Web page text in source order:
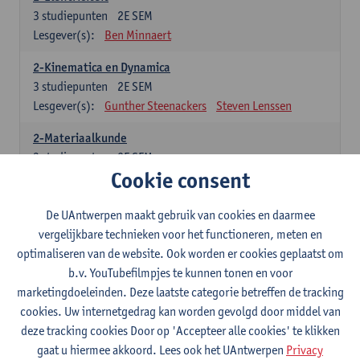
2E SEM
3 studiepunten
Lesgever(s):
Ben Minnaert
2-Kinematica en Dynamica
2E SEM
3 studiepunten
Lesgever(s):
Gunther Steenackers Steven Lenssen
2-Materiaalkunde
2E SEM
3studiepunten
Linda Beenaerts
2-Wiskunde
2E SEM
studiepunten
Lesgever(s):
Rudi Penne Jeffrey Cornelis
Kris Annaert
Stijn Dierckx
Annelies Fabri
Senne Ignoul
Specifiek deel
15 studiepunten
Cookie consent
De UAntwerpen maakt gebruik van cookies en daarmee
vergelijkbare technieken voor het functioneren, meten en
optimaliseren van de website. Ook worden er cookies geplaatst om
b.v. YouTubefilmpjes te kunnen tonen en voor
marketingdoeleinden. Deze laatste categorie betreffen de tracking
cookies. Uw internetgedrag kan worden gevolgd door middel van
deze tracking cookies Door op 'Accepteer alle cookies' te klikken
gaat u hiermee akkoord. Lees ook het UAntwerpen Privacy